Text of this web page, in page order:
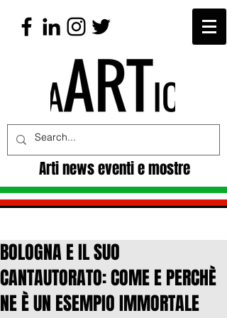
Arti news eventi e mostre
BOLOGNA E IL SUO
CANTAUTORATO: COME E PERCHÈ
NE È UN ESEMPIO IMMORTALE